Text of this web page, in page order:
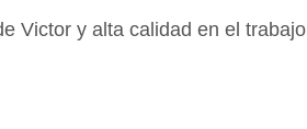
Victor y alta calidad en el trabajo